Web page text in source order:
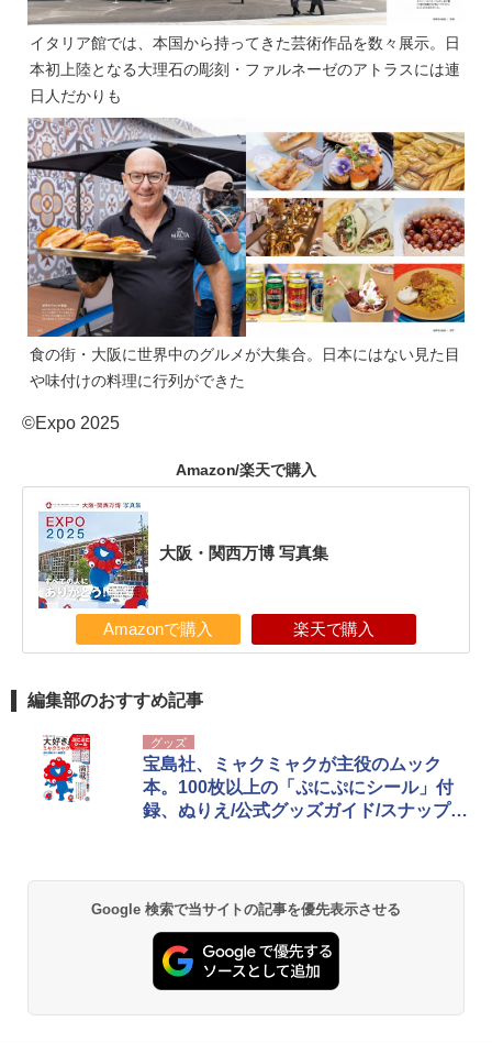
イタリア館では、本国から持ってきた芸術作品を数々展示。日
本初上陸となる大理石の彫刻・ファルネーゼのアトラスには連
日人だかりも
食の街・大阪に世界中のグルメが大集合。日本にはない見た目
や味付けの料理に行列ができた
©Expo 2025
Amazon/楽天で購入
大阪・関西万博 写真集
Amazonで購入 楽天で購入
編集部のおすすめ記事
グッズ
宝島社、ミャクミャクが主役のムック
本。100枚以上の「ぷにぷにシール」付
録、ぬりえ/公式グッズガイド/スナップ集
Google 検索で当サイトの記事を優先表示させる